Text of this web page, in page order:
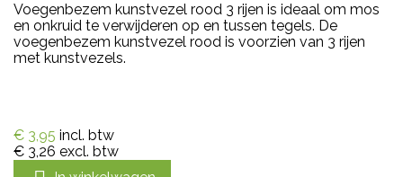
Voegenbezem kunstvezel rood 3 rijen is ideaal om mos
en onkruid te verwijderen op en tussen tegels. De
voegenbezem kunstvezel rood is voorzien van 3 rijen
met kunstvezels.
€ 3,95 incl. btw
€ 3,26 excl. btw